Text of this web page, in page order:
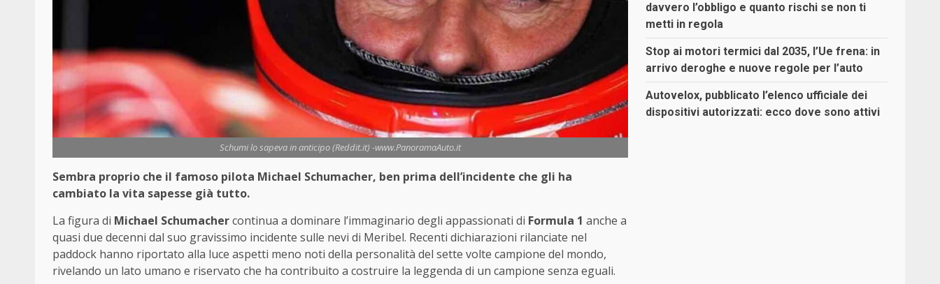
Schumi lo sapeva in anticipo (Reddit.it) -www.PanoramaAuto.it
Sembra proprio che il famoso pilota Michael Schumacher, ben prima dell’incidente che gli ha
cambiato la vita sapesse già tutto.
La figura di Michael Schumachercontinua a dominare l’immaginario degli appassionati di Formula 1 anche a
quasi due decenni dal suo gravissimo incidente sulle nevi di Meribel. Recenti dichiarazioni rilanciate nel
paddock hanno riportato alla luce aspetti meno noti della personalità del sette volte campione del mondo,
rivelando un lato umano e riservato che ha contribuito a costruire la leggenda di un campione senza eguali.
davvero l’obbligo e quanto rischi se non ti
metti in regola
Stop ai motori termici dal 2035, l’Ue frena: in
arrivo deroghe e nuove regole per l’auto
Autovelox, pubblicato l’elenco ufficiale dei
dispositivi autorizzati: ecco dove sono attivi